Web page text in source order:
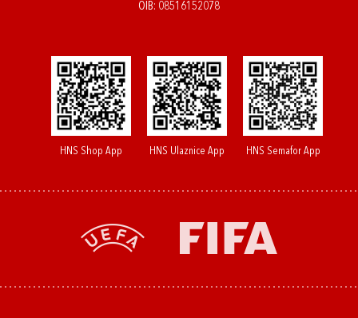
OIB: 08516152078
HNS Shop App HNS Ulaznice App HNS Semafor App